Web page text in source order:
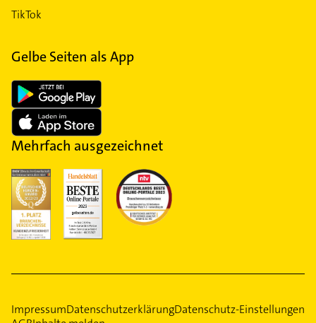
TikTok
Gelbe Seiten als App
Mehrfach ausgezeichnet
ImpressumDatenschutzerklärungDatenschutz-Einstellungen